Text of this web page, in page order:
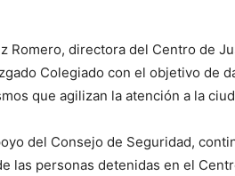
Romero, directora del Centro de
Colegiado con el objetivo de
que agilizan la atención a la
del Consejo de Seguridad,
las personas detenidas en el